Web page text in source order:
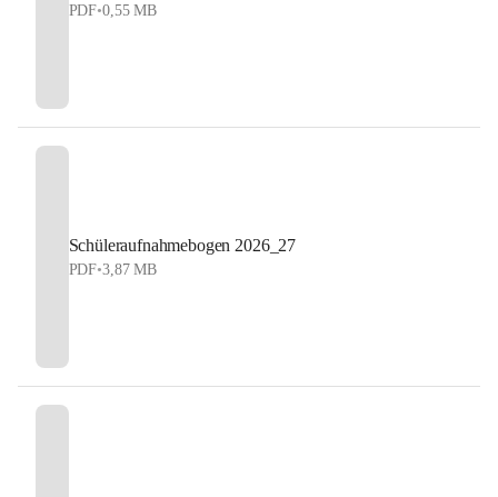
PDF•0,55 MB
Schüleraufnahmebogen 2026_27
PDF•3,87 MB